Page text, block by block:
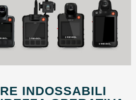
INDOSSABILI